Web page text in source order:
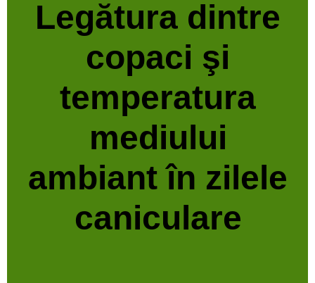
Legătura dintre
copaci şi
temperatura
mediului
ambiant în zilele
caniculare